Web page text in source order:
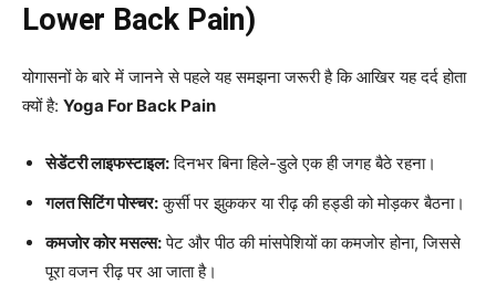
Lower Back Pain)
योगासनों के बारे में जानने से पहले यह समझना जरूरी है कि आखिर यह दर्द होता
क्यों है: Yoga For Back Pain
सेडेंटरी लाइफस्टाइल:दिनभर बिना हिले-डुले एक ही जगह बैठे रहना।
गलत सिटिंग पोस्चर:कुर्सी पर झुककर या रीढ़ की हड्डी को मोड़कर बैठना।
कमजोर कोर मसल्स:पेट और पीठ की मांसपेशियों का कमजोर होना, जिससे
पूरा वजन रीढ़ पर आ जाता है।